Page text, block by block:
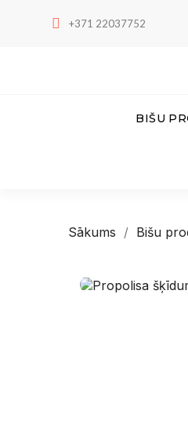
+371 22037752
BIŠU
Sākums Bišu